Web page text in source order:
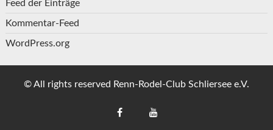
Feed der Einträge
Kommentar-Feed
WordPress.org
© All rights reserved Renn-Rodel-Club Schliersee e.V.